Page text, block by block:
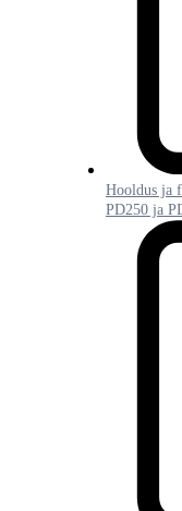
Hooldus ja
PD250 ja